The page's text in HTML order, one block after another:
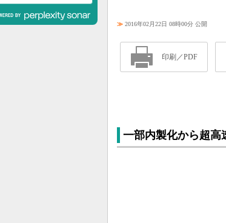
≫ 2016年02月22日 08時00分 公開
印刷／PDF
一部内製化から超高